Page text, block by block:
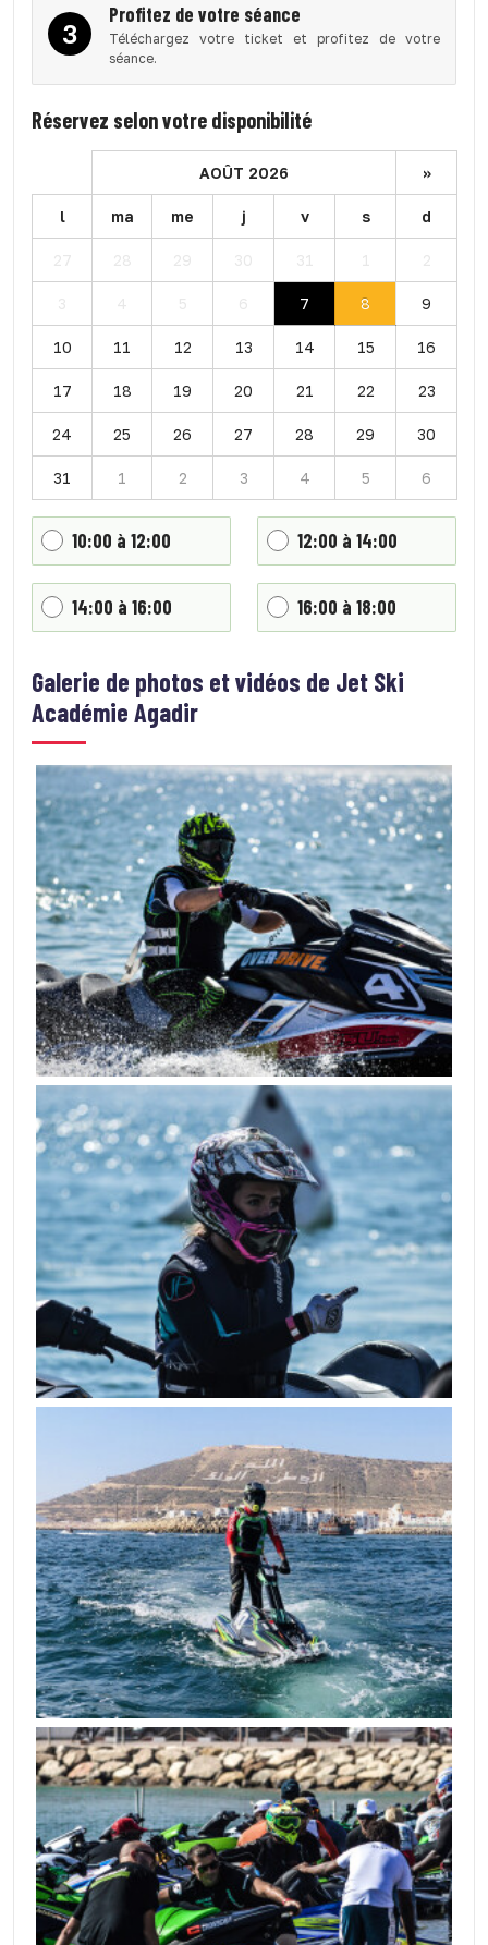
3
Profitez de votre séance
Téléchargez votre ticket et profitez de votre
séance.
Réservez selon votre disponibilité
AOÛT 2026 »
l ma me j v s d
7 8 9
10 11 12 13 14 15 16
17 18 19 20 21 22 23
24 25 26 27 28 29 30
31 1 2 3 4 5 6
10:00 à 12:00 12:00 à 14:00
14:00 à 16:00 16:00 à 18:00
Galerie de photos et vidéos de Jet Ski
Académie Agadir